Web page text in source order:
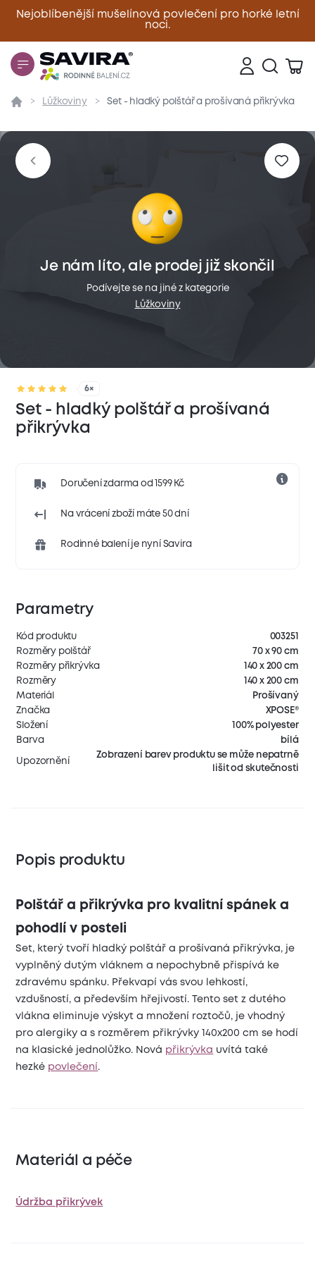
Nejoblíbenější mušelínová povlečení pro horké letní
noci.
Zavřít
Přehled Parametry Popis produktu Materiál
Lůžkoviny Set - hladký polštář a prošívaná přikrývka
6×
Set - hladký polštář a prošívaná
přikrývka
Doručení zdarma od 1599 Kč
Na vrácení zboží máte 50 dní
Rodinné balení je nyní Savira
Je nám líto, ale prodej již skončil
Podívejte se na jiné z kategorie
Lůžkoviny
Parametry
Kód produktu
003251
Rozměry polštář
70 x 90 cm
Rozměry přikrývka
140 x 200 cm
Rozměry
140 x 200 cm
Materiál
Prošívaný
Značka
XPOSE®
Složení
100% polyester
Barva
bílá
Upozornění
Zobrazení barev produktu se může nepatrně
lišit od skutečnosti
Popis produktu
Polštář a přikrývka pro kvalitní spánek a
pohodlí v posteli
Set, který tvoří hladký polštář a prošívaná přikrývka, je
vyplněný dutým vláknem a nepochybně přispívá ke
zdravému spánku. Překvapí vás svou lehkostí,
vzdušností, a především hřejivostí. Tento set z dutého
vlákna eliminuje výskyt a množení roztočů, je vhodný
pro alergiky a s rozměrem přikrývky 140x200 cm se hodí
na klasické jednolůžko. Nová
přikrývka uvítá také
hezké povlečení .
Materiál a péče
Údržba přikrývek